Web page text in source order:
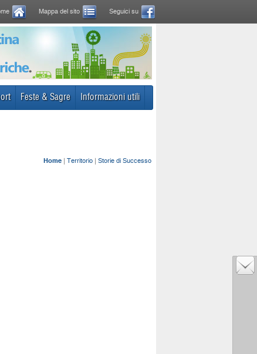
Mappa del sito Seguici su
Feste & Sagre Informazioni utili
Home | Territorio | Storie di Successo